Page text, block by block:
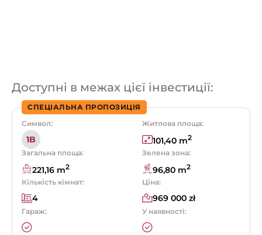
Доступні в межах цієї інвестиції:
СПЕЦІАЛЬНА ПРОПОЗИЦІЯ
Символ:
1B
Житлова площа:
101,40 m2
Загальна площа:
221,16 m2
Зелена зона:
96,80 m2
Кількість кімнат:
4
Ціна:
969 000 zł
Гараж: У наявності: